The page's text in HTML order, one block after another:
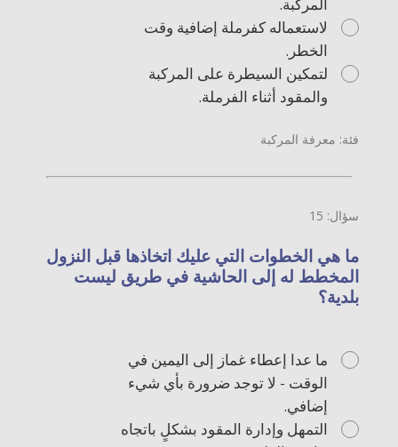
لاستعماله كفرملة إضافية وقت
الخطر.
لتمكين السيطرة على المركبة
والمقود أثناء الفرملة.
فئة: معرفة المركبة
سؤال: 15
ما هي الخطوات التي عليك اتخاذها قبل النزول
المخطط له إلى الحاشية في طريق ليست
بلدية؟
ما عدا إعطاء غماز إلى اليمين في
الوقت - لا توجد ضرورة بأي شيء
إضافي.
التمهل وإدارة المقود بشكلٍ باتجاه